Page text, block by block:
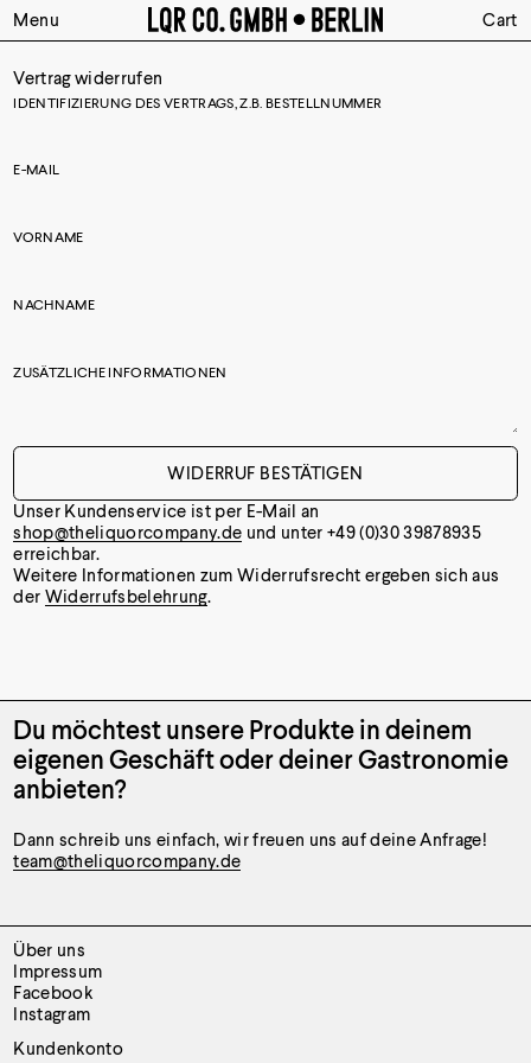
Menu Cart
Vertrag widerrufen
IDENTIFIZIERUNG DES VERTRAGS, Z.B. BESTELLNUMMER
E-MAIL
E-
VORNAME
NACHNAME
ZUSÄTZLICHE INFORMATIONEN
WIDERRUF BESTÄTIGEN
Unser Kundenservice ist per E-Mail an
shop@theliquorcompany.de und unter +49 (0)30 39878935
erreichbar.
Weitere Informationen zum Widerrufsrecht ergeben sich aus
der Widerrufsbelehrung.
Du möchtest unsere Produktein deinem
eigenen Geschäft oderdeiner Gastronomie
anbieten?
Dann schreib uns einfach, wir freuen uns auf deine Anfrage!
team@theliquorcompany.de
Über uns
Impressum
Facebook
Instagram
Kundenkonto